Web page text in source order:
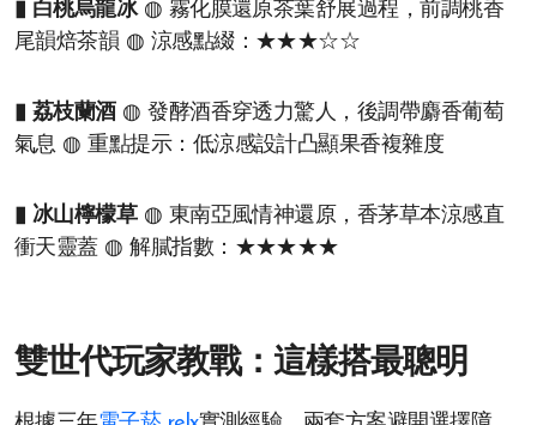
▮ 白桃烏龍冰◍ 霧化膜還原茶葉舒展過程，前調桃香
尾韻焙茶韻 ◍ 涼感點綴：★★★☆☆
▮ 荔枝蘭酒 ◍ 發酵酒香穿透力驚人，後調帶麝香葡萄
氣息 ◍ 重點提示：低涼感設計凸顯果香複雜度
▮ 冰山檸檬草◍ 東南亞風情神還原，香茅草本涼感直
衝天靈蓋 ◍ 解膩指數：★★★★★
雙世代玩家教戰：這樣搭最聰明